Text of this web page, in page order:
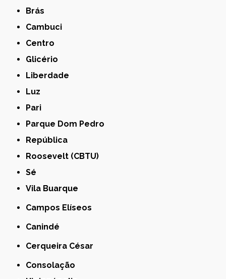
Brás
Cambuci
Centro
Glicério
Liberdade
Luz
Pari
Parque Dom Pedro
República
Roosevelt (CBTU)
Sé
Vila Buarque
Campos Elíseos
Canindé
Cerqueira César
Consolação